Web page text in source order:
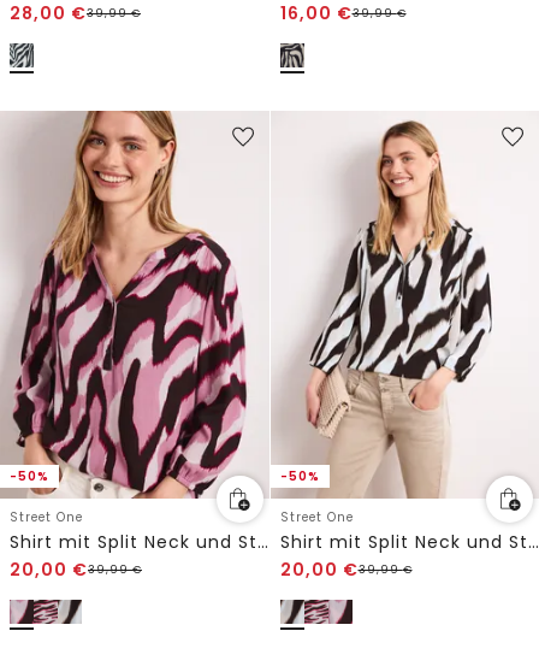
28,00 €39,99€
16,00 €39,99€
-50%
Street One
Shirt mit Split Neck und Strukturmix
20,00 €39,99€
-50%
Street One
Shirt mit Split Neck und Strukturmix
20,00 €39,99€